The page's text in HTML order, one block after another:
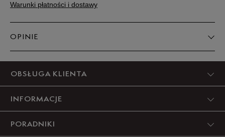
Warunki płatności i dostawy
OPINIE
OBSŁUGA KLIENTA
INFORMACJE
PORADNIKI